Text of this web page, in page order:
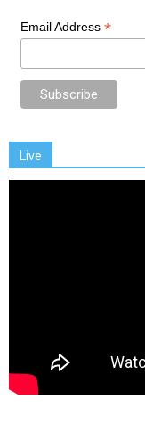
Email Address *
Live